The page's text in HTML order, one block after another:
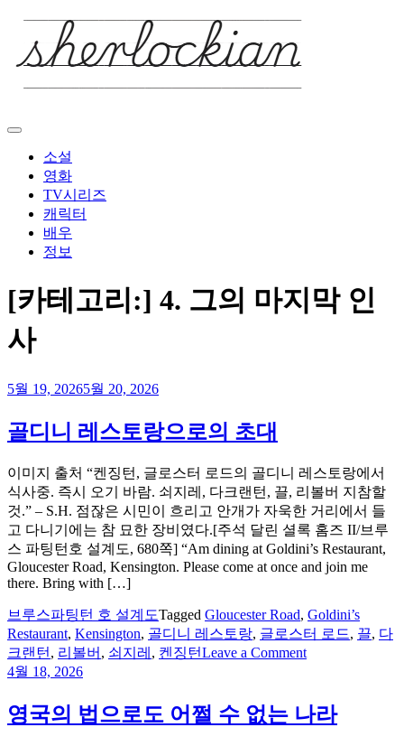
content
소설
영화
TV시리즈
캐릭터
배우
정보
[카테고리:] 4. 그의 마지막 인
사
5월 19, 20265월 20, 2026
골디니 레스토랑으로의 초대
이미지 출처 “켄징턴, 글로스터 로드의 골디니 레스토랑에서
식사중. 즉시 오기 바람. 쇠지레, 다크랜턴, 끌, 리볼버 지참할
것.” – S.H. 점잖은 시민이 흐리고 안개가 자욱한 거리에서 들
고 다니기에는 참 묘한 장비였다.[주석 달린 셜록 홈즈 II/브루
스 파팅턴호 설계도, 680쪽] “Am dining at Goldini’s Restaurant,
Gloucester Road, Kensington. Please come at once and join me
there. Bring with […]
브루스파팅턴 호 설계도Tagged Gloucester Road, Goldini’s
Restaurant, Kensington, 골디니 레스토랑, 글로스터 로드, 끌, 다
크랜턴 , 리볼버 , 쇠지레 , 켄징턴Leave a Commenton
니
레
4월 18, 2026
영국의 법으로도 어쩔 수 없는 나라